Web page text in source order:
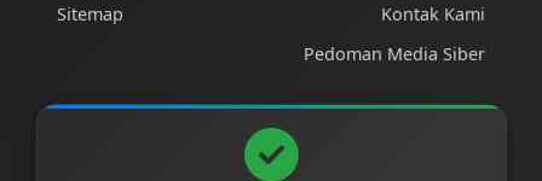
Sitemap
Kontak Kami
Pedoman Media Siber